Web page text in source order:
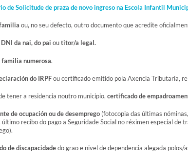
de Solicitude de praza de novo ingreso na Escola Infantil
ou, no seu defecto, outro documento que acredite
da nai, do pai outitor/a legal.
numerosa.
do IRPFou certificado emitido pola Axencia Tributaria,
tener a residencia noutro municipio, certificado de
de ocupación ou de desemprego(fotocopia das últimas
último recibo do pago a Seguridade Social no réximen especial de
de discapacidadedo grao e nivel de dependencia alegada polos/